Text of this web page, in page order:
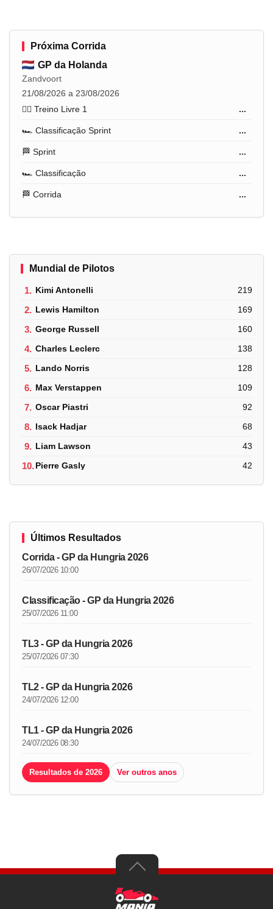
Próxima Corrida
GP da Holanda
Zandvoort
21/08/2026 a 23/08/2026
🏋️‍♂️ Treino Livre 1
...
🏎️ Classificação Sprint ...
🏁 Sprint ...
🏎️ Classificação ...
🏁 Corrida ...
Mundial de Pilotos
1. Kimi Antonelli 219
2. Lewis Hamilton 169
3. George Russell 160
4. Charles Leclerc 138
5. Lando Norris 128
6. Max Verstappen 109
7. Oscar Piastri 92
8. Isack Hadjar 68
9. Liam Lawson 43
10.Pierre Gasly 42
Últimos Resultados
Corrida - GP da Hungria 2026
26/07/2026 10:00
Classificação - GP da Hungria 2026
25/07/2026 11:00
TL3 - GP da Hungria 2026
25/07/2026 07:30
TL2 - GP da Hungria 2026
24/07/2026 12:00
TL1 - GP da Hungria 2026
24/07/2026 08:30
Resultados de 2026 Ver outros anos